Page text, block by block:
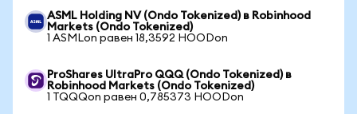
ASML Holding NV (Ondo Tokenized) в Robinhood
Markets (Ondo Tokenized)
1 ASMLon равен 18,3592 HOODon
ProShares UltraPro QQQ (Ondo Tokenized) в
Robinhood Markets (Ondo Tokenized)
1 TQQQon равен 0,785373 HOODon